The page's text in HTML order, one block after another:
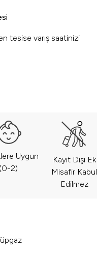
tesise varış saatinizi
Uygun
(0-2)
Kayıt Dışı Ek
Misafir Kabul
Edilmez